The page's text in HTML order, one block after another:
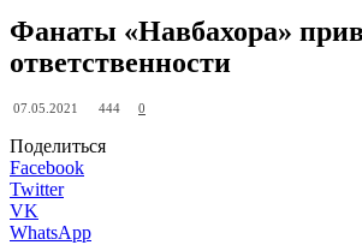
Фанаты «Навбахора»
ответственности
07.05.2021 444 0
Поделиться
Facebook
Twitter
VK
WhatsApp